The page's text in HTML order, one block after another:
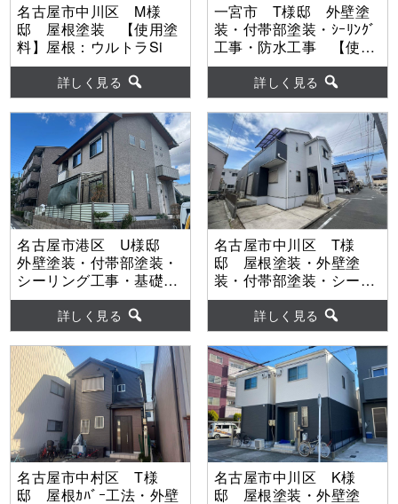
名古屋市中川区 M様
邸 屋根塗装 【使用塗
料】屋根：ウルトラSi
詳しく見る
一宮市 T様邸 外壁塗
装・付帯部塗装・ｼｰﾘﾝｸﾞ
工事・防水工事 【使用
塗料】外壁：グランデ有
機HRC詳しく見る
名古屋市港区 U様邸
外壁塗装・付帯部塗装・
シーリング工事・基礎巾
木塗装・ベランダ防水工
事 【使用塗料】外壁：
WBアート
詳しく見る
名古屋市中川区 T様
邸 屋根塗装・外壁塗
装・付帯部塗装・シーリ
ング工事・ベランダ防水
工事 【使用塗料】屋
根：水性ヤネフレッシュ
Si 外壁：ウルトラSi
詳しく見る
名古屋市中村区 T様
邸 屋根ｶﾊﾞｰ工法・外壁
名古屋市中川区 K様
邸 屋根塗装・外壁塗